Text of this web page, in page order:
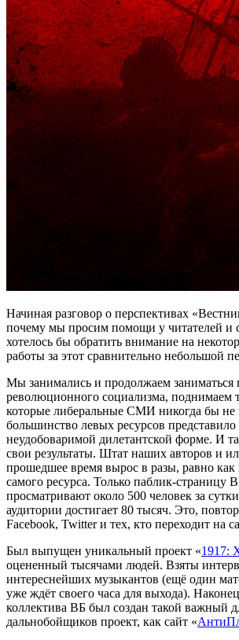
Начиная разговор о перспективах
почему мы просим помощи у читателей и
хотелось бы обратить внимание на
работы за этот сравнительно небольшой
Мы занимались и продолжаем заниматься
революционного социализма, поднимаем
которые либеральные СМИ никогда бы не
большинство левых ресурсов
неудобоваримой дилетантской форме. И
свои результаты. Штат наших авторов и
прошедшее время вырос в разы, равно как
самого ресурса. Только паблик-страницу
просматривают около 500 человек за
аудитории достигает 80 тысяч. Это,
Facebook, Twitter и тех, кто переходит на
Был выпущен уникальный проект «1917:
оцененный тысячами людей. Взяты
интереснейших музыкантов (ещё один
уже ждёт своего часа для выхода).
коллектива ВБ был создан такой важный
дальнобойщиков проект, как сайт «